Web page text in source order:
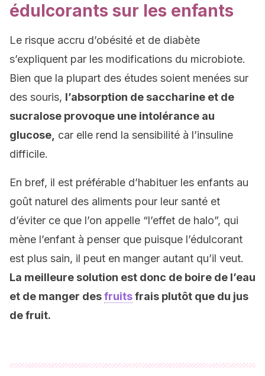
édulcorants sur les enfants
Le risque accru d’obésité et de diabète
s’expliquent par les modifications du microbiote.
Bien que la plupart des études soient menées sur
des souris, l’absorption de saccharine et de
sucralose provoque une intolérance au
glucose, car elle rend la sensibilité à l’insuline
difficile.
En bref, il est préférable d’habituer les enfants au
goût naturel des aliments pour leur santé et
d’éviter ce que l’on appelle “l’effet de halo”, qui
mène l’enfant à penser que puisque l’édulcorant
est plus sain, il peut en manger autant qu’il veut.
La meilleure solution est donc de boire de l’eau
et de manger desfruitsfrais plutôt que du jus
de fruit.